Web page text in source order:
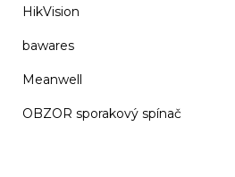
HikVision
bawares
Meanwell
OBZOR sporakový spínač